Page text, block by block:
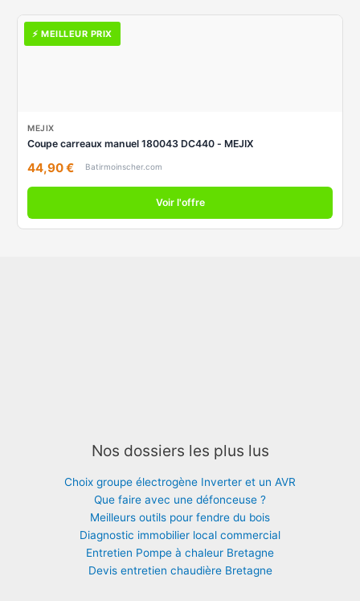
⚡ MEILLEUR PRIX
MEJIX
Coupe carreaux manuel 180043 DC440 - MEJIX
44,90 € Batirmoinscher.com
Voir l'offre
Nos dossiers les plus lus
Choix groupe électrogène Inverter et un AVR
Que faire avec une défonceuse ?
Meilleurs outils pour fendre du bois
Diagnostic immobilier local commercial
Entretien Pompe à chaleur Bretagne
Devis entretien chaudière Bretagne